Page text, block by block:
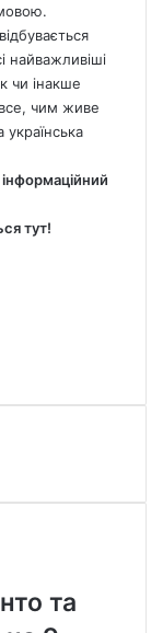
найважливіші
чи інакше
чим живе
українська
тут!
та